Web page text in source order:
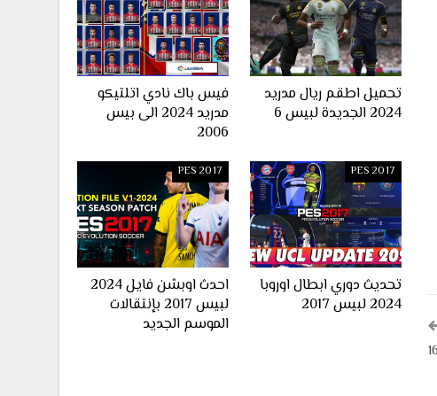
تحميل اطقم ريال مدريد
2024 الجديدة لبيس 6
فيس باك نادي اتلتيكو
مدريد 2024 الى بيس
2006
PES 2017
تحديث دوري ابطال اوروبا
2024 لبيس 2017
PES 2017
احدث اوبشن فايل 2024
لبيس 2017 بإنتقالات
الموسم الجديد